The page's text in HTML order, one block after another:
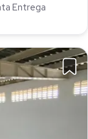
Entrega